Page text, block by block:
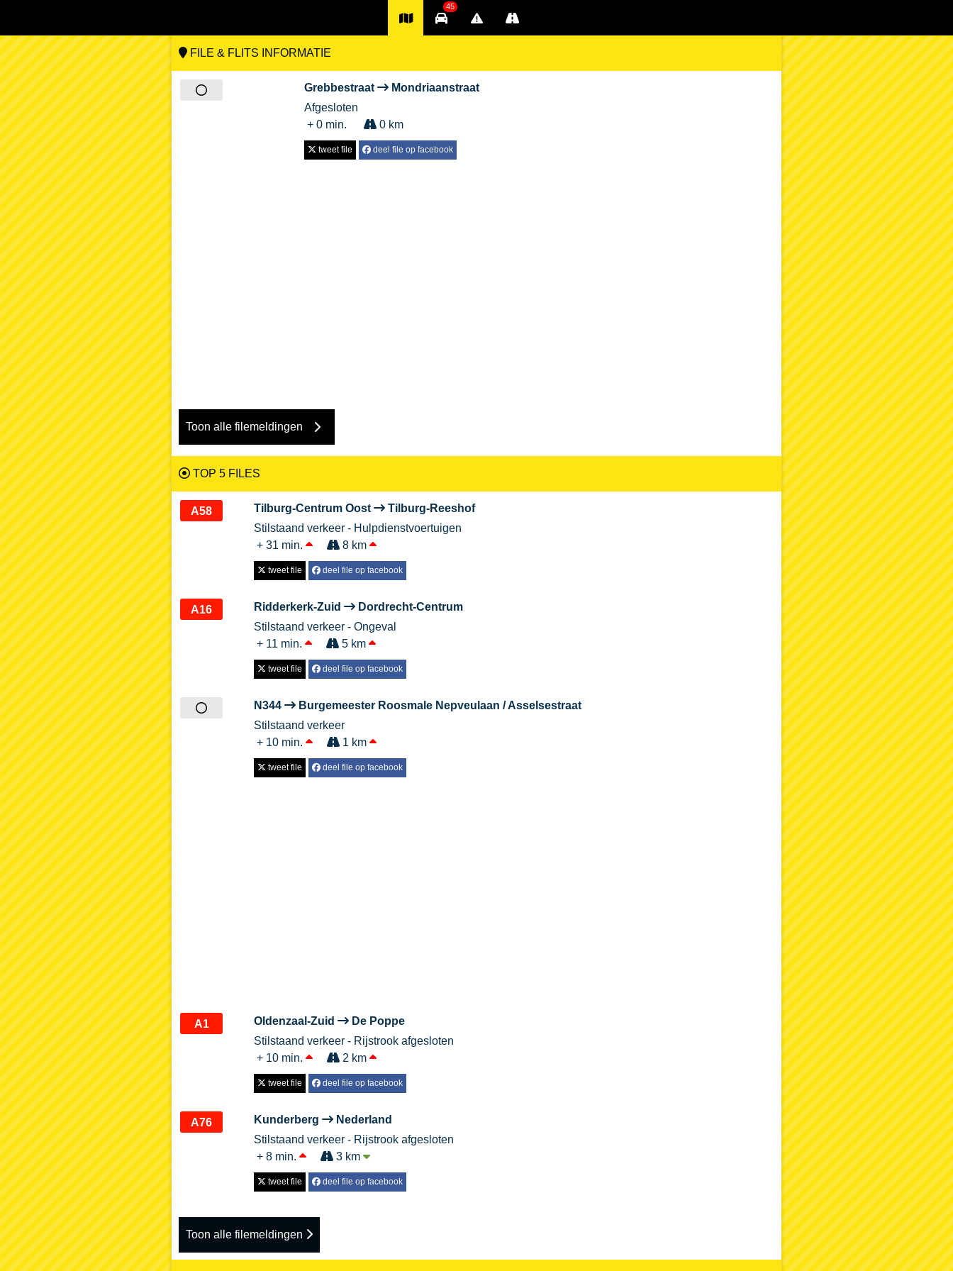
45
FILE & FLITS INFORMATIE
Grebbestraat
Mondriaanstraat
Afgesloten
+ 0 min.
0 km
tweet file deel file op facebook
Toon alle filemeldingen
TOP 5 FILES
A58 Tilburg-Centrum Oost
Tilburg-Reeshof
Stilstaand verkeer - Hulpdienstvoertuigen
+ 31 min.
8 km
tweet file deel file op facebook
A16 Ridderkerk-Zuid
Dordrecht-Centrum
Stilstaand verkeer - Ongeval
+ 11 min.
5 km
tweet file deel file op facebook
N344
Burgemeester Roosmale Nepveulaan / Asselsestraat
Stilstaand verkeer
+ 10 min.
1 km
tweet file deel file op facebook
A1 Oldenzaal-Zuid
De Poppe
Stilstaand verkeer - Rijstrook afgesloten
+ 10 min.
2 km
tweet file deel file op facebook
A76 Kunderberg
Nederland
Stilstaand verkeer - Rijstrook afgesloten
+ 8 min.
3 km
tweet file deel file op facebook
Toon alle filemeldingen